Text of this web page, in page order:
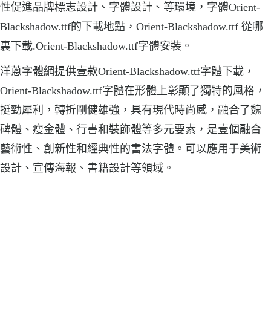
性促進品牌標志設計、字體設計、等環境，字體Orient-
Blackshadow.ttf的下載地點，Orient-Blackshadow.ttf 從哪
裏下載.Orient-Blackshadow.ttf字體安裝。
洋蔥字體網提供壹款Orient-Blackshadow.ttf字體下載，
Orient-Blackshadow.ttf字體在形體上彰顯了獨特的風格，
挺勁犀利，轉折剛健雄強，具有現代時尚感，融合了魏
碑體、瘦金體、行書和裝飾體等多元要素，是壹個融合
藝術性、創新性和經典性的書法字體。可以應用于美術
設計、宣傳海報、書籍設計等領域。